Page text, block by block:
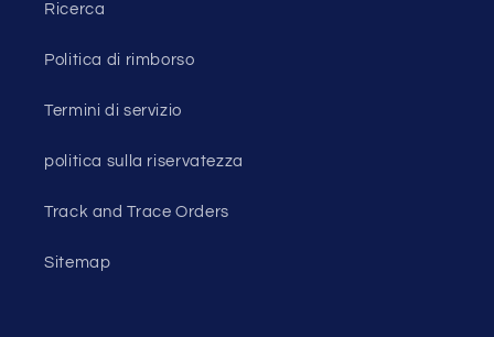
Ricerca
Politica di rimborso
Termini di servizio
politica sulla riservatezza
Track and Trace Orders
Sitemap